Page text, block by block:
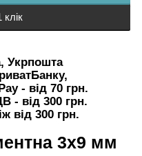
Укрпошта
- від 70 грн.
- від 300 грн.
від 300 грн.
3х9 мм